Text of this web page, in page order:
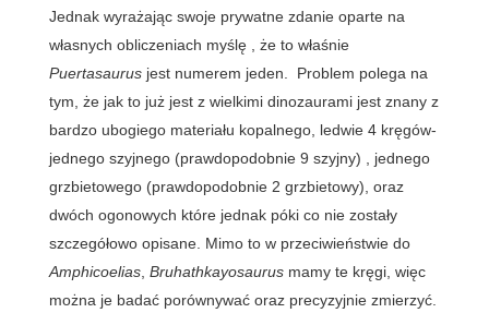
Jednak wyrażając swoje prywatne zdanie oparte na
własnych obliczeniach myślę , że to właśnie
Puertasaurus jest numerem jeden. Problem polega na
tym, że jak to już jest z wielkimi dinozaurami jest znany z
bardzo ubogiego materiału kopalnego, ledwie 4 kręgów-
jednego szyjnego (prawdopodobnie 9 szyjny) , jednego
grzbietowego (prawdopodobnie 2 grzbietowy), oraz
dwóch ogonowych które jednak póki co nie zostały
szczegółowo opisane. Mimo to w przeciwieństwie do
Amphicoelias, Bruhathkayosaurusmamy te kręgi, więc
można je badać porównywać oraz precyzyjnie zmierzyć.